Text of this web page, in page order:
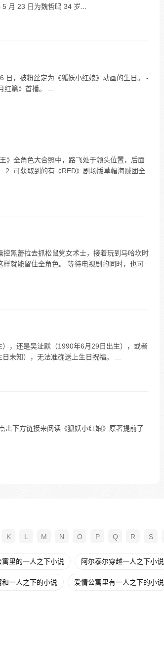
月 23 日为魏哲鸣 34 岁...
日，被粉丝定为《狐妖小红娘》动画的生日。 -
篇》首播。 ...
》全角色大合照中，路飞处于领头位置，后面
2. 可获取到的有《RED》剧场版草帽海贼团全
黑蕾拉去抓松鼠党女术士，接着玩到马哈坎时
就能留住全角色。 等待电视剧的同时，也可
，还是吴沚默（1990年6月29日出生），或者
未知），无法准确送上生日祝福。 ...
击下方链接来阅读《狐妖小红娘》原著提前了
K L M N O P Q R S
寓里的一人之下小说 阿尔泰尔穿越一人之下小说
和一人之下的小说 爱情公寓里有一人之下的小说